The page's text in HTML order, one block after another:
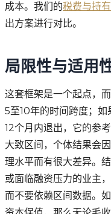
成本。我们的税费与持
出方案进行对比。
局限性与适用
这套框架是一个起点，
5至10年的时间跨度；
12个月内退出，它的参
大致区间，个体结果会
理水平而有很大差异。
或面临融资压力的业主
而不要依赖区间数据。